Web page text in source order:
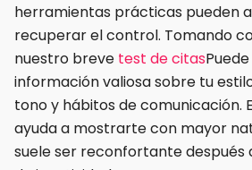
herramientas prácticas pueden
recuperar el control. Tomando
nuestro breve test de citas
información valiosa sobre tu
tono y hábitos de comunicación.
ayuda a mostrarte con mayor
suele ser reconfortante después